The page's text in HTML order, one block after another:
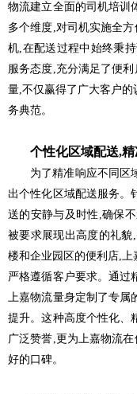
物流建立全面的司机培训
多个维度,对司机实施全
机,在配送过程中始终秉
服务态度,充分满足了便
量,不仅赢得了广大客户
务典范。
个性化区域配送,
为了精准响应不同区
出个性化区域配送服务。
送的安静与及时性,确保
被要求展现出高度的礼
楼和企业园区的便利店,
严格遵循客户要求。通过
上嘉物流量身定制了专属
提升。这种高度个性化、
广泛赞誉,更为上嘉物流
好的口碑。